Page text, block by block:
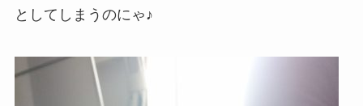
としてしまうのにゃ♪